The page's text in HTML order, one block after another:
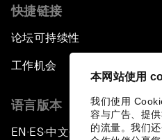
本网站使用
我们使用
容与广告、提
的流量。我们
快捷链接
论坛可持续性
工作机会
语言版本
EN ▪ ES▪中文▪ 日本語